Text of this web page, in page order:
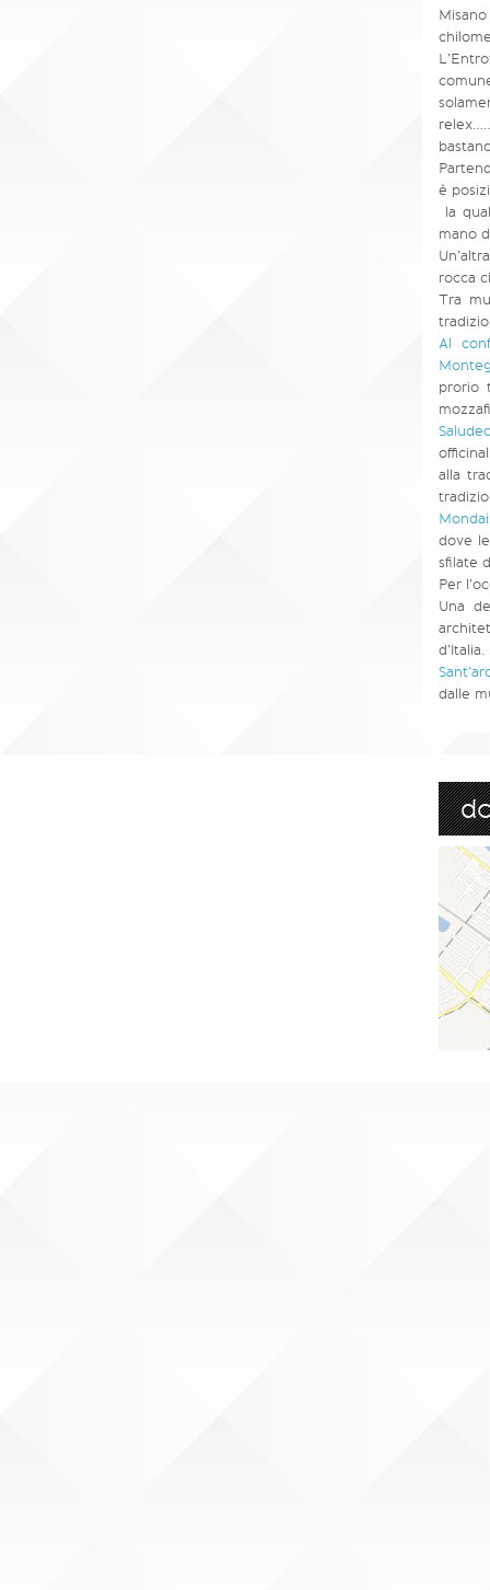
è
la
mano
rocca
Tra
Al
prorio
alla
dove
sfilate
Per
Una
d’Italia.
dalle